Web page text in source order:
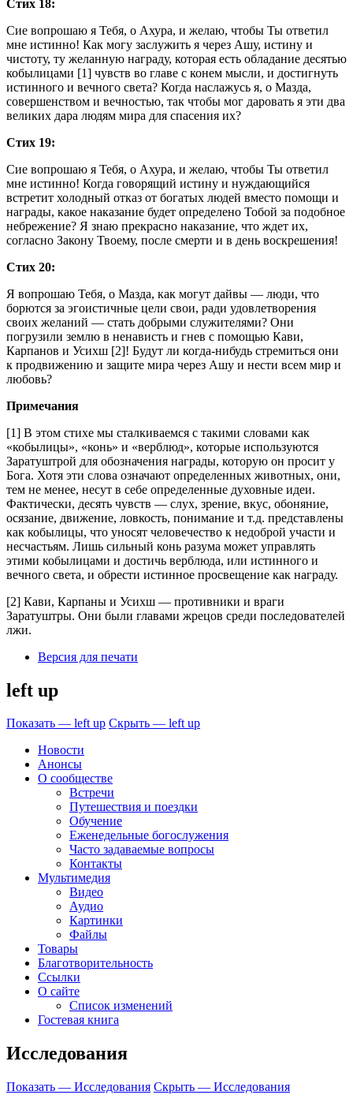
Стих 18:
Сие вопрошаю я Тебя, о Ахура, и желаю, чтобы Ты ответил
мне истинно! Как могу заслужить я через Ашу, истину и
чистоту, ту желанную награду, которая есть обладание десятью
кобылицами [1] чувств во главе с конем мысли, и достигнуть
истинного и вечного света? Когда наслажусь я, о Мазда,
совершенством и вечностью, так чтобы мог даровать я эти два
великих дара людям мира для спасения их?
Стих 19:
Сие вопрошаю я Тебя, о Ахура, и желаю, чтобы Ты ответил
мне истинно! Когда говорящий истину и нуждающийся
встретит холодный отказ от богатых людей вместо помощи и
награды, какое наказание будет определено Тобой за подобное
небрежение? Я знаю прекрасно наказание, что ждет их,
согласно Закону Твоему, после смерти и в день воскрешения!
Стих 20:
Я вопрошаю Тебя, о Мазда, как могут дайвы — люди, что
борются за эгоистичные цели свои, ради удовлетворения
своих желаний — стать добрыми служителями? Они
погрузили землю в ненависть и гнев с помощью Кави,
Карпанов и Усихш [2]! Будут ли когда-нибудь стремиться они
к продвижению и защите мира через Ашу и нести всем мир и
любовь?
Примечания
[1] В этом стихе мы сталкиваемся с такими словами как
«кобылицы», «конь» и «верблюд», которые используются
Заратуштрой для обозначения награды, которую он просит у
Бога. Хотя эти слова означают определенных животных, они,
тем не менее, несут в себе определенные духовные идеи.
Фактически, десять чувств — слух, зрение, вкус, обоняние,
осязание, движение, ловкость, понимание и т.д. представлены
как кобылицы, что уносят человечество к недоброй участи и
несчастьям. Лишь сильный конь разума может управлять
этими кобылицами и достичь верблюда, или истинного и
вечного света, и обрести истинное просвещение как награду.
[2] Кави, Карпаны и Усихш — противники и враги
Заратуштры. Они были главами жрецов среди последователей
лжи.
Версия для печати
left up
Показать — left up Скрыть — left up
Новости
Анонсы
О сообществе
Встречи
Путешествия и поездки
Обучение
Еженедельные богослужения
Часто задаваемые вопросы
Контакты
Мультимедия
Видео
Аудио
Картинки
Файлы
Товары
Благотворительность
Ссылки
О сайте
Список изменений
Гостевая книга
Исследования
Показать — Исследования Скрыть — Исследования